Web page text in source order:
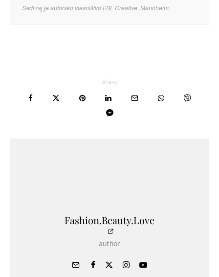
Sadržaj je autorsko vlasništvo FBL Creative, Mannheim.
Share
Fashion.Beauty.Love
author